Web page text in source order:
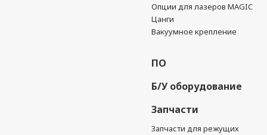
Опции для лазеров MAGIC
Цанги
Вакуумное крепление
ПО
Б/У оборудование
Запчасти
Запчасти для режущих